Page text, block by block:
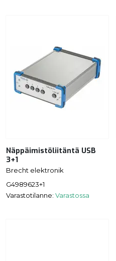
Näppäimistöliitäntä USB
3+1
Brecht elektronik
G4989623+1
Varastotilanne: Varastossa